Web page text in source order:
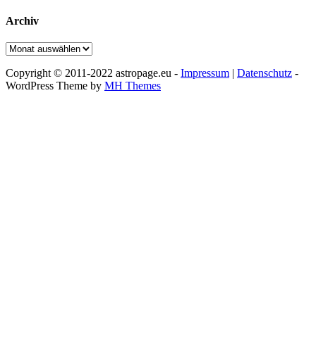
Archiv
Archiv
Copyright © 2011-2022 astropage.eu - Impressum | Datenschutz -
WordPress Theme by MH Themes